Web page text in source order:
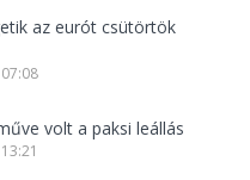
az eurót csütörtök
volt a paksi leállás